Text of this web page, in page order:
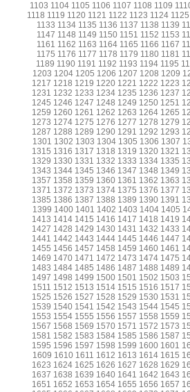
1103 1104 1105 1106 1107 1108 1109
1118 1119 1120 1121 1122 1123 1124 1125
1133 1134 1135 1136 1137 1138 1139
1147 1148 1149 1150 1151 1152 1153
1161 1162 1163 1164 1165 1166 1167
1175 1176 1177 1178 1179 1180 1181
1189 1190 1191 1192 1193 1194 1195
1203 1204 1205 1206 1207 1208 1209
1217 1218 1219 1220 1221 1222 1223
1231 1232 1233 1234 1235 1236 1237
1245 1246 1247 1248 1249 1250 1251
1259 1260 1261 1262 1263 1264 1265
1273 1274 1275 1276 1277 1278 1279
1287 1288 1289 1290 1291 1292 1293
1301 1302 1303 1304 1305 1306 1307
1315 1316 1317 1318 1319 1320 1321
1329 1330 1331 1332 1333 1334 1335
1343 1344 1345 1346 1347 1348 1349
1357 1358 1359 1360 1361 1362 1363
1371 1372 1373 1374 1375 1376 1377
1385 1386 1387 1388 1389 1390 1391
1399 1400 1401 1402 1403 1404 1405
1413 1414 1415 1416 1417 1418 1419
1427 1428 1429 1430 1431 1432 1433
1441 1442 1443 1444 1445 1446 1447
1455 1456 1457 1458 1459 1460 1461
1469 1470 1471 1472 1473 1474 1475
1483 1484 1485 1486 1487 1488 1489
1497 1498 1499 1500 1501 1502 1503
1511 1512 1513 1514 1515 1516 1517
1525 1526 1527 1528 1529 1530 1531
1539 1540 1541 1542 1543 1544 1545
1553 1554 1555 1556 1557 1558 1559
1567 1568 1569 1570 1571 1572 1573
1581 1582 1583 1584 1585 1586 1587
1595 1596 1597 1598 1599 1600 1601
1609 1610 1611 1612 1613 1614 1615
1623 1624 1625 1626 1627 1628 1629
1637 1638 1639 1640 1641 1642 1643
1651 1652 1653 1654 1655 1656 1657